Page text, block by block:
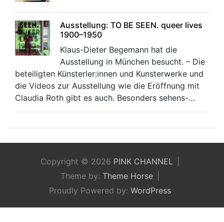
Ausstellung: TO BE SEEN. queer lives
1900–1950
Klaus-Dieter Begemann hat die
Ausstellung in München besucht. – Die
beteiligten Künsterler:innen und Kunsterwerke und
die Videos zur Ausstellung wie die Eröffnung mit
Claudia Roth gibt es auch. Besonders sehens-…
Copyright © 2026 PINK CHANNEL
Theme by: Theme Horse
Proudly Powered by: WordPress